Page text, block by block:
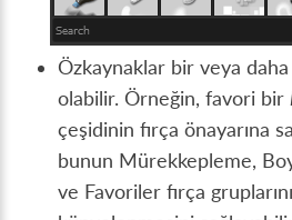
Özkaynaklar bir veya
olabilir. Örneğin, favori bir
çeşidinin fırça önayarına
bunun Mürekkepleme,
ve Favoriler fırça